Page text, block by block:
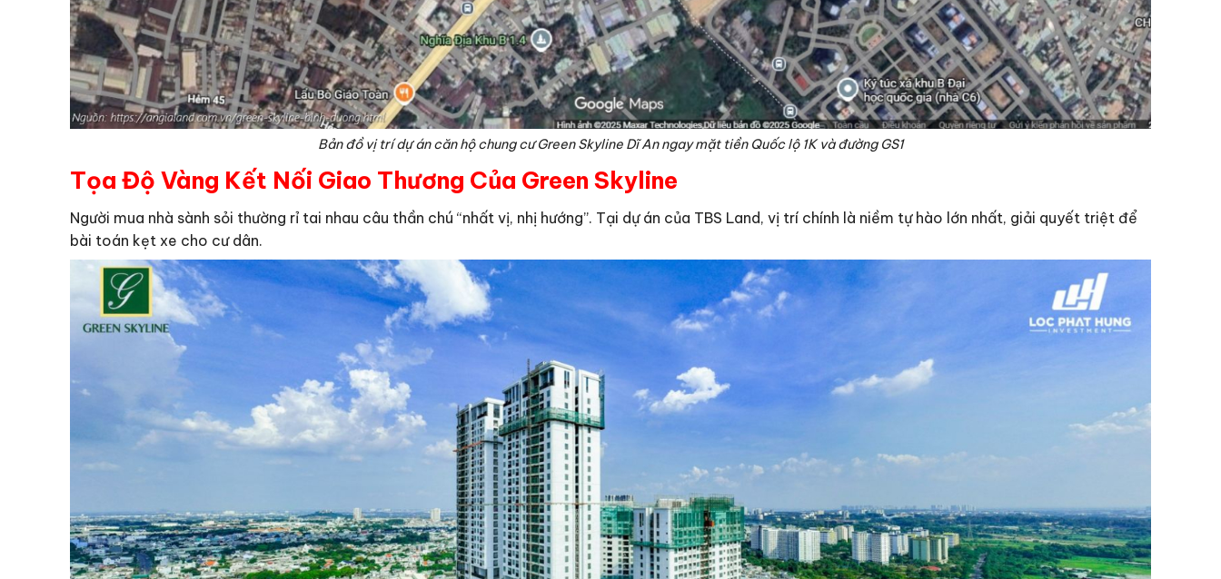
Bản đồ vị trí dự án căn hộ chung cư Green Skyline Dĩ An ngay mặt tiền Quốc lộ 1K và đường GS1
Tọa Độ Vàng Kết Nối Giao Thương Của Green Skyline
Người mua nhà sành sỏi thường rỉ tai nhau câu thần chú “nhất vị, nhị hướng”. Tại dự án của TBS Land, vị trí chính là niềm tự hào lớn nhất, giải quyết triệt để
bài toán kẹt xe cho cư dân.